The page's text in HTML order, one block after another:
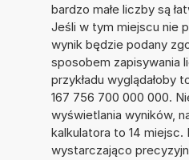
bardzo małe liczby są
Jeśli w tym miejscu nie
wynik będzie podany
sposobem zapisywania
przykładu wyglądałoby
167 756 700 000 000.
wyświetlania wyników,
kalkulatora to 14 miejsc.
wystarczająco